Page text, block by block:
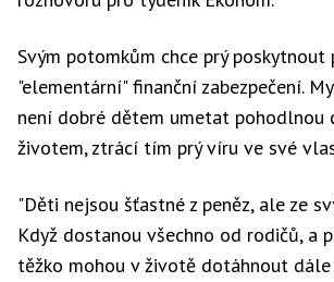
Svým potomkům chce prý poskytnout
"elementární" finanční zabezpečení.
není dobré dětem umetat pohodlnou
životem, ztrácí tím prý víru ve své
"Děti nejsou šťastné z peněz, ale ze
Když dostanou všechno od rodičů, a
těžko mohou v životě dotáhnout